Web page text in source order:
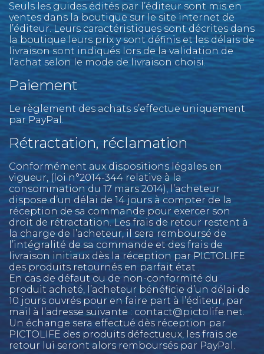
Seuls les guides édités par l’éditeur sont mis en
ventes dans la boutique sur le site internet de
l’éditeur. Leurs caractéristiques sont décrites dans
la boutique leurs prix y sont définis et les délais de
livraison sont indiqués lors de la validation de
l’achat selon le mode de livraison choisi.
Paiement
Le règlement des achats s’effectue uniquement
par PayPal.
Rétractation, réclamation
Conformément aux dispositions légales en
vigueur, (loi n°2014-344 relative à la
consommation du 17 mars 2014), l’acheteur
dispose d’un délai de 14 jours à compter de la
réception de sa commande pour exercer son
droit de rétractation. Les frais de retour restent à
la charge de l’acheteur, il sera remboursé de
l’intégralité de sa commande et des frais de
livraison initiaux dès la réception par PICTOLIFE
des produits retournés en parfait état .
En cas de défaut ou de non-conformité du
produit acheté, l’acheteur bénéficie d’un délai de
10 jours ouvrés pour en faire part à l’éditeur, par
mail à l’adresse suivante : contact@pictolife.net.
Un échange sera effectué dès réception par
PICTOLIFE des produits défectueux, les frais de
retour lui seront alors remboursés par PayPal.